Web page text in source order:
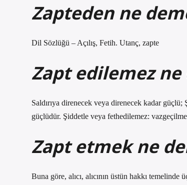
Zapteden ne
Dil Sözlüğü – Açılış, Fetih. Utanç, zapte
Zapt edilemez ne
Saldırıya direnecek veya direnecek kadar
güçlüdür. Şiddetle veya fethedilemez:
Zapt etmek ne
Buna göre, alıcı, alıcının üstün hakkı